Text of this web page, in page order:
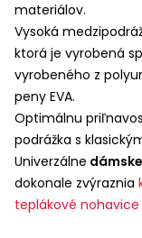
materiálov.
Vysoká
ktorá je vyrobená
vyrobeného z
peny EVA.
Optimálnu
podrážka s
Univerzálne
dokonale zvýraznia
teplákové nohavice